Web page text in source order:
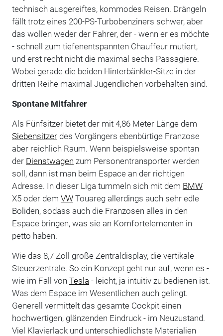
technisch ausgereiftes, kommodes Reisen. Drängeln
fällt trotz eines 200-PS-Turbobenziners schwer, aber
das wollen weder der Fahrer, der - wenn er es möchte
- schnell zum tiefenentspannten Chauffeur mutiert,
und erst recht nicht die maximal sechs Passagiere.
Wobei gerade die beiden Hinterbänkler-Sitze in der
dritten Reihe maximal Jugendlichen vorbehalten sind.
Spontane Mitfahrer
Als Fünfsitzer bietet der mit 4,86 Meter Länge dem
Siebensitzerdes Vorgängers ebenbürtige Franzose
aber reichlich Raum. Wenn beispielsweise spontan
der Dienstwagen zum Personentransporter werden
soll, dann ist man beim Espace an der richtigen
Adresse. In dieser Liga tummeln sich mit dem BMW
X5 oder dem VWTouareg allerdings auch sehr edle
Boliden, sodass auch die Franzosen alles in den
Espace bringen, was sie an Komfortelementen in
petto haben.
Wie das 8,7 Zoll große Zentraldisplay, die vertikale
Steuerzentrale. So ein Konzept geht nur auf, wenn es -
wie im Fall von Tesla - leicht, ja intuitiv zu bedienen ist.
Was dem Espace im Wesentlichen auch gelingt.
Generell vermittelt das gesamte Cockpit einen
hochwertigen, glänzenden Eindruck - im Neuzustand.
Viel Klavierlack und unterschiedlichste Materialien